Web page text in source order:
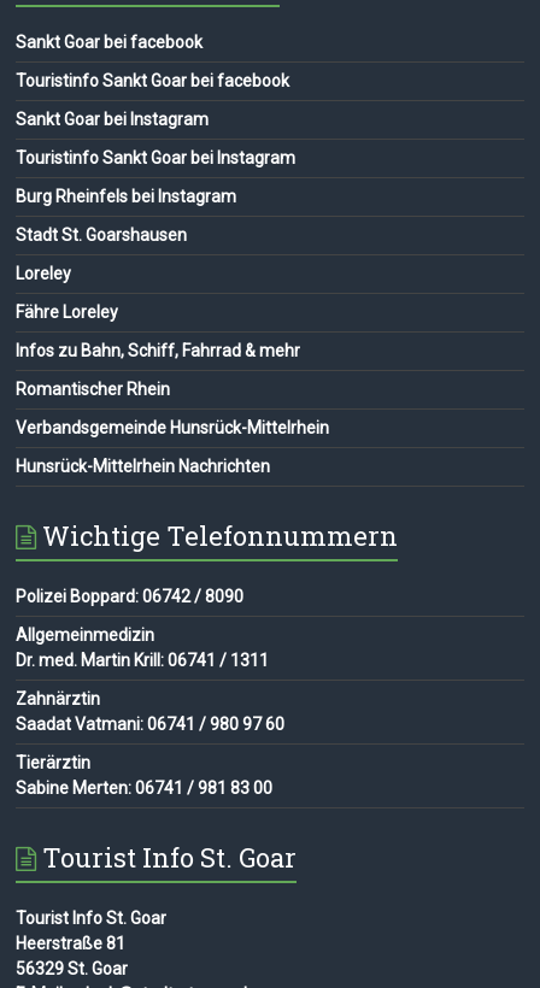
Sankt Goar bei facebook
Touristinfo Sankt Goar bei facebook
Sankt Goar bei Instagram
Touristinfo Sankt Goar bei Instagram
Burg Rheinfels bei Instagram
Stadt St. Goarshausen
Loreley
Fähre Loreley
Infos zu Bahn, Schiff, Fahrrad & mehr
Romantischer Rhein
Verbandsgemeinde Hunsrück-Mittelrhein
Hunsrück-Mittelrhein Nachrichten
Wichtige Telefonnummern
Polizei Boppard: 06742 / 8090
Allgemeinmedizin
Dr. med. Martin Krill: 06741 / 1311
Zahnärztin
Saadat Vatmani: 06741 / 980 97 60
Tierärztin
Sabine Merten: 06741 / 981 83 00
Tourist Info St. Goar
Tourist Info St. Goar
Heerstraße 81
56329 St. Goar